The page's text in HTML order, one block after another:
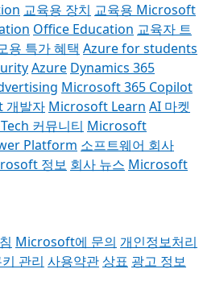
교육용 장치 교육용 Microsoft
Office Education 교육자 트
용 특가 혜택 Azure for students
Azure Dynamics 365
Microsoft 365 Copilot
개발자 Microsoft Learn AI 마켓
커뮤니티 Microsoft
Platform 소프트웨어 회사
정보 회사 뉴스 Microsoft
Microsoft에 문의 개인정보처리
관리 사용약관상표 광고 정보